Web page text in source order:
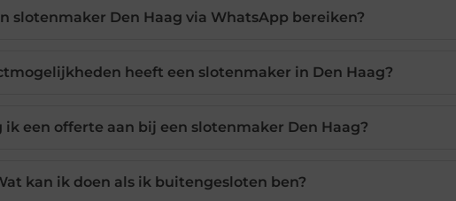
slotenmaker Den Haag via WhatsApp bereiken?
heeft een slotenmaker in Den Haag?
ik een offerte aan bij een slotenmaker Den Haag?
kan ik doen als ik buitengesloten ben?